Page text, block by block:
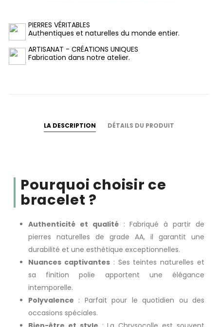
PIERRES VÉRITABLES
Authentiques et naturelles du monde entier.
ARTISANAT - CRÉATIONS UNIQUES
Fabrication dans notre atelier.
LA DESCRIPTION DÉTAILS DU PRODUIT
Pourquoi choisir ce
bracelet ?
Authenticité et qualité: Fabriqué à partir de
pierres naturelles de grade AA, il garantit une
durabilité et une esthétique exceptionnelles.
Nuances captivantes: Ses teintes naturelles et
sa finition polie apportent une élégance
intemporelle.
Polyvalence : Parfait pour le quotidien ou des
occasions spéciales.